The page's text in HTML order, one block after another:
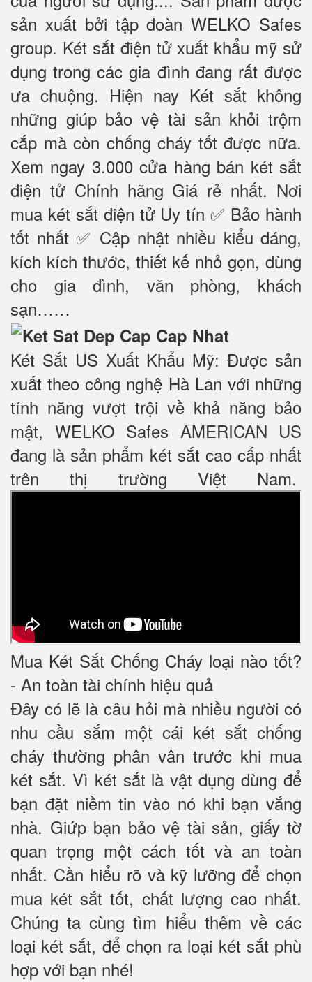
sản xuất bởi tập đoàn WELKO Safes
group. Két sắt điện tử xuất khẩu mỹ sử
dụng trong các gia đình đang rất được
ưa chuộng. Hiện nay Két sắt không
những giúp bảo vệ tài sản khỏi trộm
cắp mà còn chống cháy tốt được nữa.
Xem ngay 3.000 cửa hàng bán két sắt
điện tử Chính hãng Giá rẻ nhất. Nơi
mua két sắt điện tử Uy tín ✅ Bảo hành
tốt nhất ✅ Cập nhật nhiều kiểu dáng,
kích kích thước, thiết kế nhỏ gọn, dùng
cho gia đình, văn phòng, khách
sạn……
Két Sắt US Xuất Khẩu Mỹ: Được sản
xuất theo công nghệ Hà Lan với những
tính năng vượt trội về khả năng bảo
mật, WELKO Safes AMERICAN US
đang là sản phẩm két sắt cao cấp nhất
trên thị trường Việt Nam.
Mua Két Sắt Chống Cháy loại nào tốt?
- An toàn tài chính hiệu quả
Đây có lẽ là câu hỏi mà nhiều người có
nhu cầu sắm một cái két sắt chống
cháy thường phân vân trước khi mua
két sắt. Vì két sắt là vật dụng dùng để
bạn đặt niềm tin vào nó khi bạn vắng
nhà. Giứp bạn bảo vệ tài sản, giấy tờ
quan trọng một cách tốt và an toàn
nhất. Cần hiểu rõ và kỹ lưỡng để chọn
mua két sắt tốt, chất lượng cao nhất.
Chúng ta cùng tìm hiểu thêm về các
loại két sắt, để chọn ra loại két sắt phù
hợp với bạn nhé!